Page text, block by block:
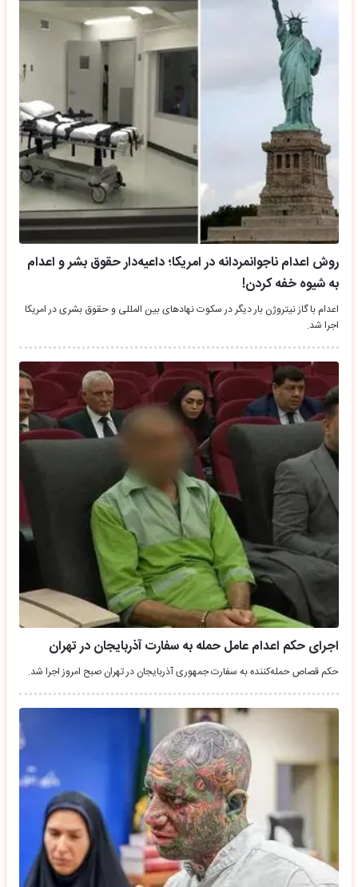
روش اعدام ناجوانمردانه در امریکا؛ داعیه‌دار حقوق بشر و اعدام
به شیوه خفه کردن!
اعدام با گاز نیتروژن بار دیگر در سکوت نهادهای بین المللی و حقوق بشری در امریکا
اجرا شد.
اجرای حکم اعدام عامل حمله به سفارت آذربایجان در تهران
حکم قصاص حمله‌کننده به سفارت جمهوری آذربایجان در تهران صبح امروز اجرا شد.